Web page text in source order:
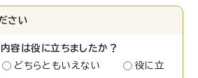
さい
容は役に立ちましたか？
どちらともいえない
役に立